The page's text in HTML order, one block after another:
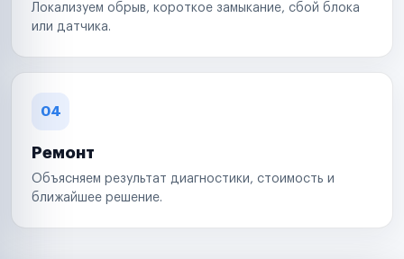
Локализуем обрыв, короткое замыкание, сбой блока
или датчика.
04
Ремонт
Объясняем результат диагностики, стоимость и
ближайшее решение.